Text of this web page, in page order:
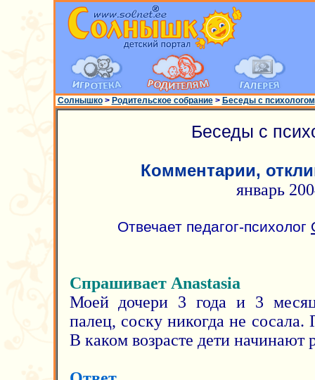
Солнышко> Родительское собрание> Беседы с психологом
Беседы с
Комментарии,
январь
Отвечает педагог-психолог
Спрашивает Anastasia
Моей дочери 3 года и 3
палец, соску никогда не сосала.
В каком возрасте дети начинают